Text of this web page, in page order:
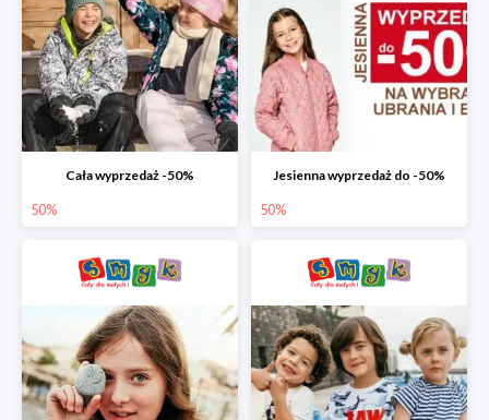
Cała wyprzedaż -50%
50%
Jesienna wyprzedaż do -50%
50%